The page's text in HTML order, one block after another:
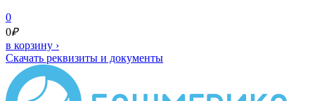
0
0₽
в корзину ›
Скачать реквизиты и документы